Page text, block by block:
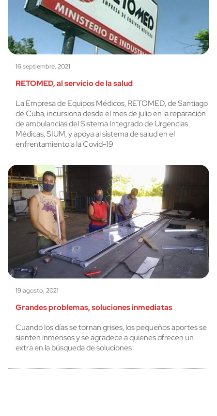
16 septiembre, 2021
RETOMED, al servicio de la salud
La Empresa de Equipos Médicos, RETOMED, de Santiago
de Cuba, incursiona desde el mes de julio en la reparación
de ambulancias del Sistema Integrado de Urgencias
Médicas, SIUM, y apoya al sistema de salud en el
enfrentamiento a la Covid-19
19 agosto, 2021
Grandes problemas, soluciones inmediatas
Cuando los días se tornan grises, los pequeños aportes se
sienten inmensos y se agradece a quienes ofrecen un
extra en la búsqueda de soluciones